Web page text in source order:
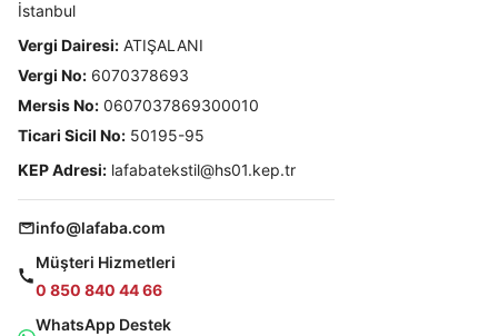
İstanbul
Vergi Dairesi: ATIŞALANI
Vergi No: 6070378693
Mersis No: 0607037869300010
Ticari Sicil No: 50195-95
KEP Adresi: lafabatekstil@hs01.kep.tr
info@lafaba.com
Müşteri Hizmetleri
0 850 840 44 66
WhatsApp Destek